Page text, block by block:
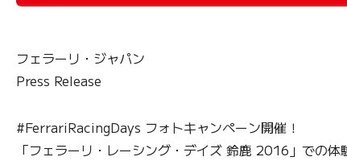
フェラーリ・ジャパン
Press Release
#FerrariRacingDays フォトキャンペーン開催！
「フェラーリ・レーシング・デイズ 鈴鹿 2016」での